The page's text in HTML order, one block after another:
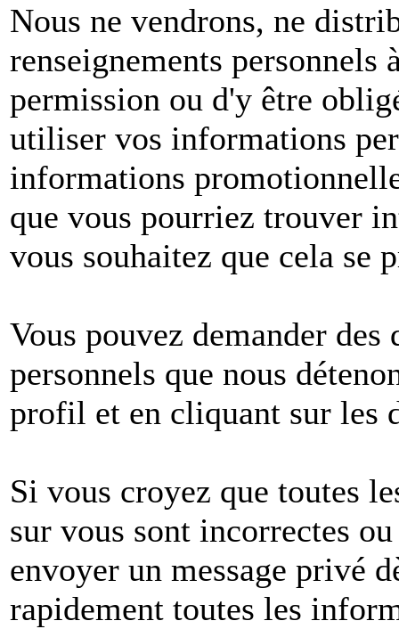
Nous ne vendrons, ne
renseignements
permission ou d'y être
utiliser vos informations
informations
que vous pourriez trouver
vous souhaitez que cela se
Vous pouvez demander
personnels que nous
profil et en cliquant sur les
Si vous croyez que toutes
sur vous sont incorrectes
envoyer un message privé
rapidement toutes les